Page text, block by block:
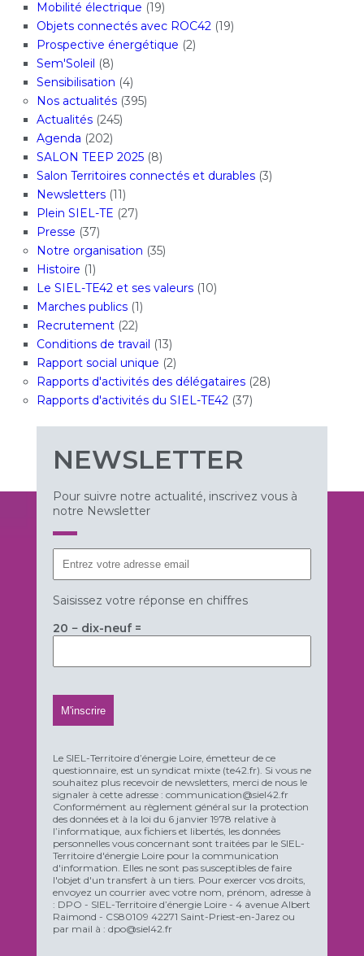
Mobilité électrique (19)
Objets connectés avec ROC42(19)
Prospective énergétique (2)
Sem'Soleil (8)
Sensibilisation (4)
Nos actualités(395)
Actualités(245)
Agenda (202)
SALON TEEP 2025(8)
Salon Territoires connectés et durables(3)
Newsletters(11)
Plein SIEL-TE (27)
Presse (37)
Notre organisation (35)
Histoire (1)
Le SIEL-TE42 et ses valeurs(10)
Marches publics(1)
Recrutement(22)
Conditions de travail (13)
Rapport social unique (2)
Rapports d'activités des délégataires(28)
Rapports d'activités du SIEL-TE42(37)
NEWSLETTER
Pour suivre notre actualité, inscrivez vous à
notre Newsletter
Saisissez votre réponse en chiffres
20 − dix-neuf =
Le SIEL-Territoire d’énergie Loire, émetteur de ce
questionnaire, est un syndicat mixte (te42.fr). Si vous ne
souhaitez plus recevoir de newsletters, merci de nous le
signaler à cette adresse : communication@siel42.fr
Conformément au règlement général sur la protection
des données et à la loi du 6 janvier 1978 relative à
l’informatique, aux fichiers et libertés, les données
personnelles vous concernant sont traitées par le SIEL-
Territoire d'énergie Loire pour la communication
d'information. Elles ne sont pas susceptibles de faire
l'objet d'un transfert à un tiers. Pour exercer vos droits,
envoyez un courrier avec votre nom, prénom, adresse à
: DPO - SIEL-Territoire d’énergie Loire - 4 avenue Albert
Raimond - CS80109 42271 Saint-Priest-en-Jarez ou
par mail à : dpo@siel42.fr